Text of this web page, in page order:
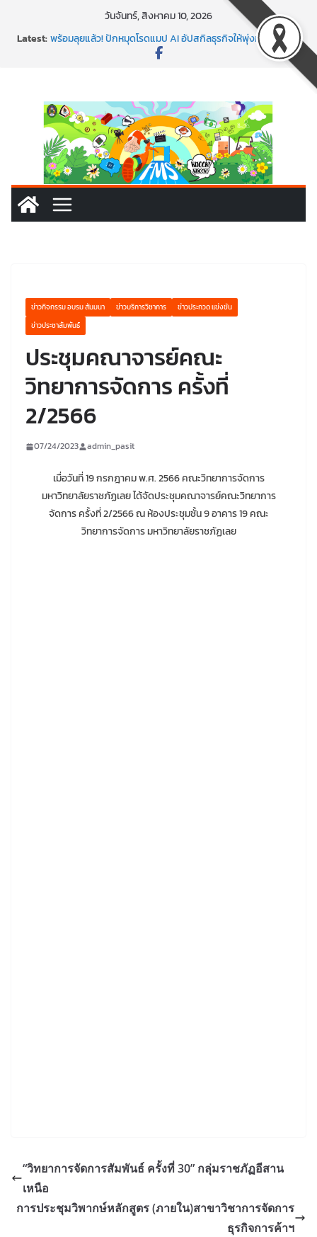
วันจันทร์, สิงหาคม 10, 2026
Latest:พร้อมลุยแล้ว! ปักหมุดโรดแมป AI อัปสกิลธุรกิจให้พุ่งทะยาน
พาธุรกิจท้องถิ่นสู่ตลาดโลก ด้วยเทคโนโลยี AI!
นอกจากเทคโนโลยีจะล้ำ หัวใจคนทำธุรกิจก็ต้องสตรอง!
ข่าวกิจกรรม อบรม สัมมนา ข่าวบริการวิชาการ
ข่าวประกวด แข่งขัน
ข่าวประชาสัมพันธ์
ประชุมคณาจารย์คณะ
วิทยาการจัดการ ครั้งที่
2/2566
07/24/2023 admin_pasit
เมื่อวันที่ 19 กรกฎาคม พ.ศ. 2566 คณะวิทยาการจัดการ
มหาวิทยาลัยราชภัฏเลย ได้จัดประชุมคณาจารย์คณะวิทยาการ
จัดการ ครั้งที่ 2/2566 ณ ห้องประชุมชั้น 9 อาคาร 19 คณะ
วิทยาการจัดการ มหาวิทยาลัยราชภัฏเลย
“วิทยาการจัดการสัมพันธ์ ครั้งที่ 30” กลุ่มราชภัฏอีสาน
เหนือ
การประชุมวิพากษ์หลักสูตร (ภายใน)สาขาวิชาการจัดการ
ธุรกิจการค้าฯ